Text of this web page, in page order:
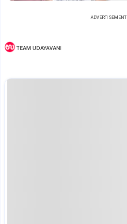
ADVERTISEMENT
TEAM UDAYAVANI